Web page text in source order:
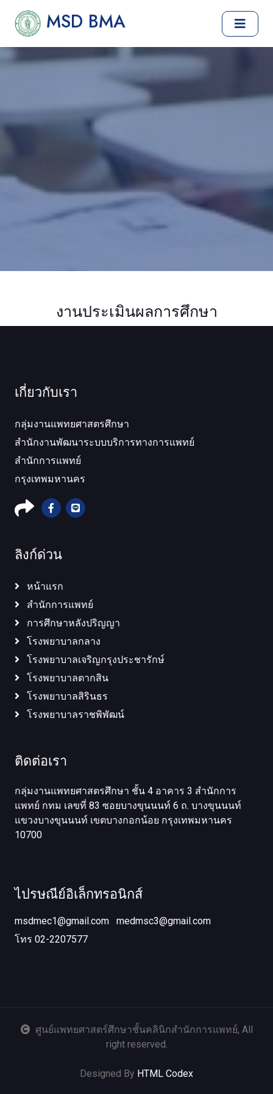
MSD BMA
งานประเมินผลการศึกษา
เกี่ยวกับเรา
กลุ่มงานแพทยศาสตรศึกษา
สำนักงานพัฒนาระบบบริการทางการแพทย์
สำนักการแพทย์
กรุงเทพมหานคร
ลิงก์ด่วน
หน้าแรก
สำนักการแพทย์
การศึกษาหลังปริญญา
โรงพยาบาลกลาง
โรงพยาบาลเจริญกรุงประชารักษ์
โรงพยาบาลตากสิน
โรงพยาบาลสิรินธร
โรงพยาบาลราชพิพัฒน์
ติดต่อเรา
กลุ่มงานแพทยศาสตรศึกษา ชั้น 4 อาคาร 3 สำนักการ
แพทย์ กทม เลขที่ 83 ซอยบางขุนนนท์ 6 ถ. บางขุนนนท์
แขวงบางขุนนนท์ เขตบางกอกน้อย กรุงเทพมหานคร
10700
ไปรษณีย์อิเล็กทรอนิกส์
msdmec1@gmail.com
medmsc3@gmail.com
โทร 02-2207577
ศูนย์แพทยศาสตร์ศึกษาชั้นคลินิกสำนักการแพทย์, All
right reserved.
Designed By HTML Codex